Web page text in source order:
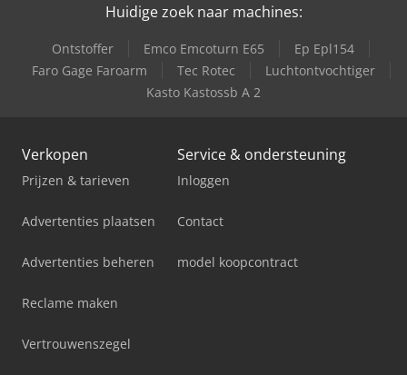
Huidige zoek naar machines:
Ontstoffer Emco Emcoturn E65
Ep Epl154
Faro Gage Faroarm
Tec Rotec
Luchtontvochtiger
Kasto Kastossb A 2
Verkopen
Prijzen & tarieven
Advertenties plaatsen
Advertenties beheren
Reclame maken
Vertrouwenszegel
Service & ondersteuning
Inloggen
Contact
model koopcontract